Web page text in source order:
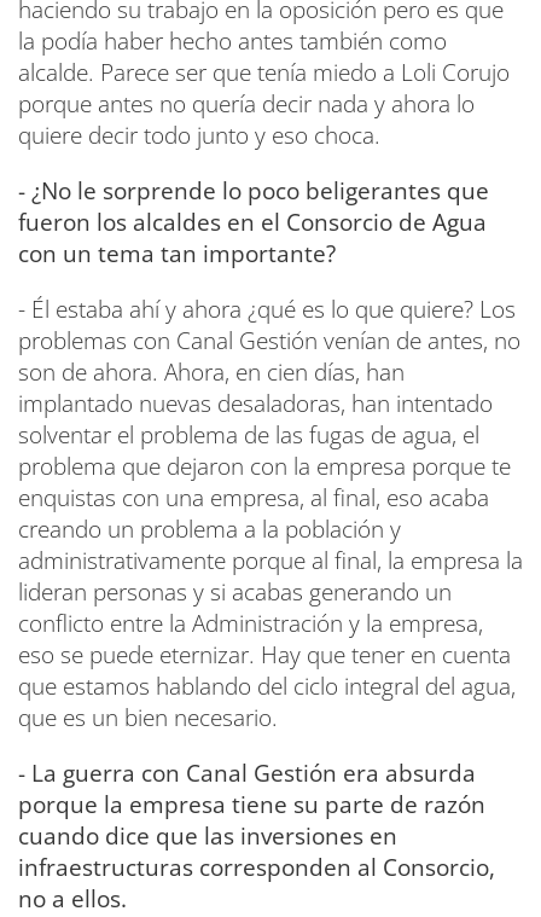
haciendo su trabajo en la oposición pero es que
la podía haber hecho antes también como
alcalde. Parece ser que tenía miedo a Loli Corujo
porque antes no quería decir nada y ahora lo
quiere decir todo junto y eso choca.
- ¿No le sorprende lo poco beligerantes que
fueron los alcaldes en el Consorcio de Agua
con un tema tan importante?
- Él estaba ahí y ahora ¿qué es lo que quiere? Los
problemas con Canal Gestión venían de antes, no
son de ahora. Ahora, en cien días, han
implantado nuevas desaladoras, han intentado
solventar el problema de las fugas de agua, el
problema que dejaron con la empresa porque te
enquistas con una empresa, al final, eso acaba
creando un problema a la población y
administrativamente porque al final, la empresa la
lideran personas y si acabas generando un
conflicto entre la Administración y la empresa,
eso se puede eternizar. Hay que tener en cuenta
que estamos hablando del ciclo integral del agua,
que es un bien necesario.
- La guerra con Canal Gestión era absurda
porque la empresa tiene su parte de razón
cuando dice que las inversiones en
infraestructuras corresponden al Consorcio,
no a ellos.